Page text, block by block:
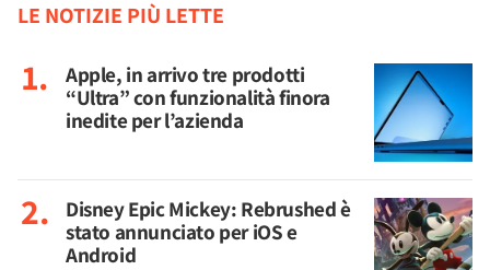
LE NOTIZIE PIÙ LETTE
Apple, in arrivo tre prodotti
“Ultra” con funzionalità finora
inedite per l’azienda
Disney Epic Mickey: Rebrushed è
stato annunciato per iOS e
Android